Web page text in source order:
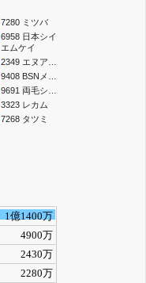
7280 ミツバ
6958 日本シイ
エムケイ
2349 エヌア…
9408 BSNメ…
9691 両毛シ…
3323 レカム
7268 タツミ
1億1400万
4900万
2430万
2280万